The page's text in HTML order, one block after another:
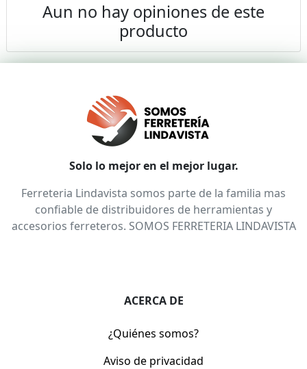
Aun no hay opiniones de este
producto
Solo lo mejor en el mejor lugar.
Ferreteria Lindavista somos parte de la familia mas
confiable de distribuidores de herramientas y
accesorios ferreteros. SOMOS FERRETERIA LINDAVISTA
ACERCA DE
¿Quiénes somos?
Aviso de privacidad